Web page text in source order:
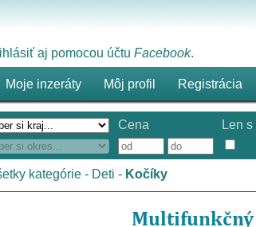
aj pomocou účtu Facebook.
Moje inzeráty Môj profil Registrácia
Cena
Len
kategórie - Deti - Kočíky